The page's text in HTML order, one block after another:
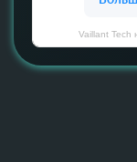
Vaillant Tech